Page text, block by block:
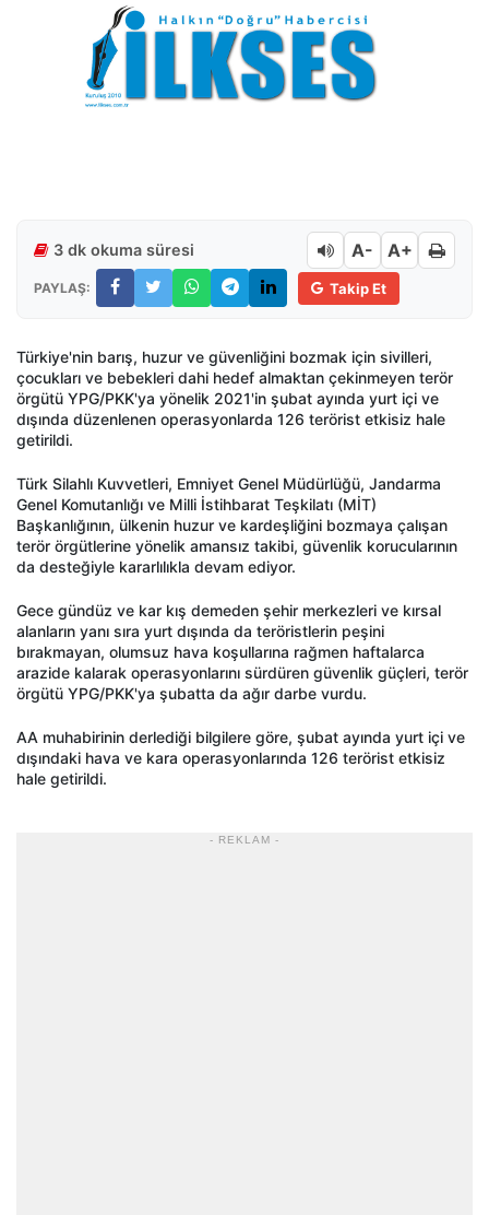
3 dk okuma süresi A- A+
PAYLAŞ: Takip Et
Türkiye'nin barış, huzur ve güvenliğini bozmak için sivilleri,
çocukları ve bebekleri dahi hedef almaktan çekinmeyen terör
örgütü YPG/PKK'ya yönelik 2021'in şubat ayında yurt içi ve
dışında düzenlenen operasyonlarda 126 terörist etkisiz hale
getirildi.
Türk Silahlı Kuvvetleri, Emniyet Genel Müdürlüğü, Jandarma
Genel Komutanlığı ve Milli İstihbarat Teşkilatı (MİT)
Başkanlığının, ülkenin huzur ve kardeşliğini bozmaya çalışan
terör örgütlerine yönelik amansız takibi, güvenlik korucularının
da desteğiyle kararlılıkla devam ediyor.
Gece gündüz ve kar kış demeden şehir merkezleri ve kırsal
alanların yanı sıra yurt dışında da teröristlerin peşini
bırakmayan, olumsuz hava koşullarına rağmen haftalarca
arazide kalarak operasyonlarını sürdüren güvenlik güçleri, terör
örgütü YPG/PKK'ya şubatta da ağır darbe vurdu.
AA muhabirinin derlediği bilgilere göre, şubat ayında yurt içi ve
dışındaki hava ve kara operasyonlarında 126 terörist etkisiz
hale getirildi.
- REKLAM -